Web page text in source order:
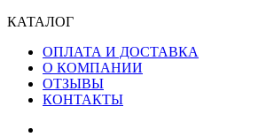
КАТАЛОГ
ОПЛАТА И ДОСТАВКА
О КОМПАНИИ
ОТЗЫВЫ
КОНТАКТЫ